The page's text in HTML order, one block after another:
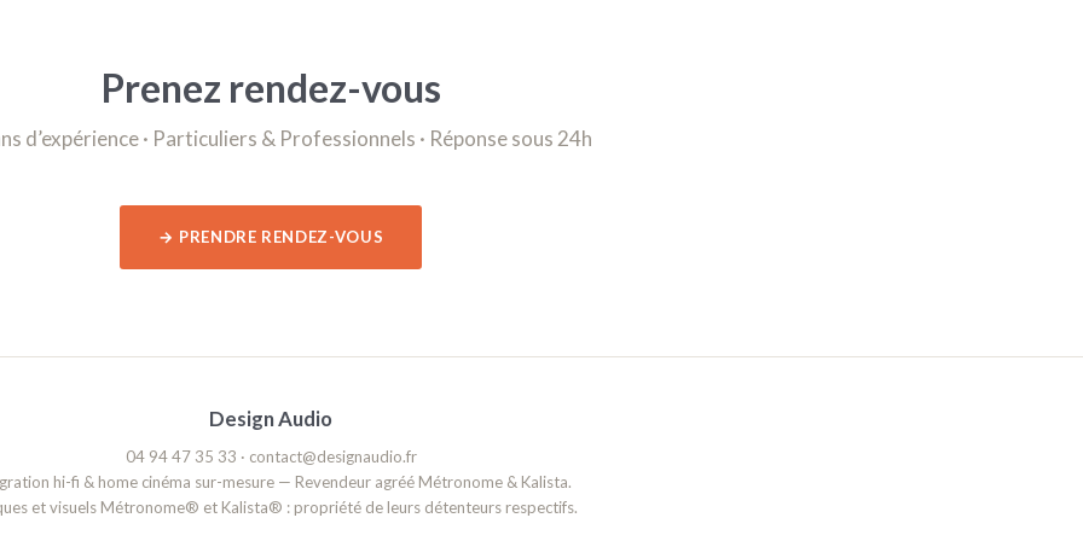
Prenez rendez-vous
d’expérience · Particuliers & Professionnels · Réponse sous 24h
→ PRENDRE RENDEZ-VOUS
Design Audio
04 94 47 35 33 · contact@designaudio.fr
hi-fi & home cinéma sur-mesure — Revendeur agréé Métronome & Kalista.
et visuels Métronome® et Kalista® : propriété de leurs détenteurs respectifs.